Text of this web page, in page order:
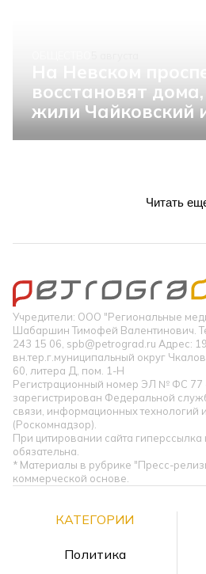
восстановят
жили Чайковский
Читать
Учредители: ООО "Региональные
Шабаршин Тимофей Валентинович.
243 15 06, spb@petrograd.ru Адрес:
вн.тер.г.муниципальный округ
60, литера Д, пом. 1-Н
Регистрационный номер ЭЛ № ФС 77
зарегистрирован Федеральной
связи, информационных технологий
(Роскомнадзор).
При цитировании сайта
обязательна.
* Материалы в рубрике "Пресс-
коммерческой основе.
КАТЕГОРИИ
Политика